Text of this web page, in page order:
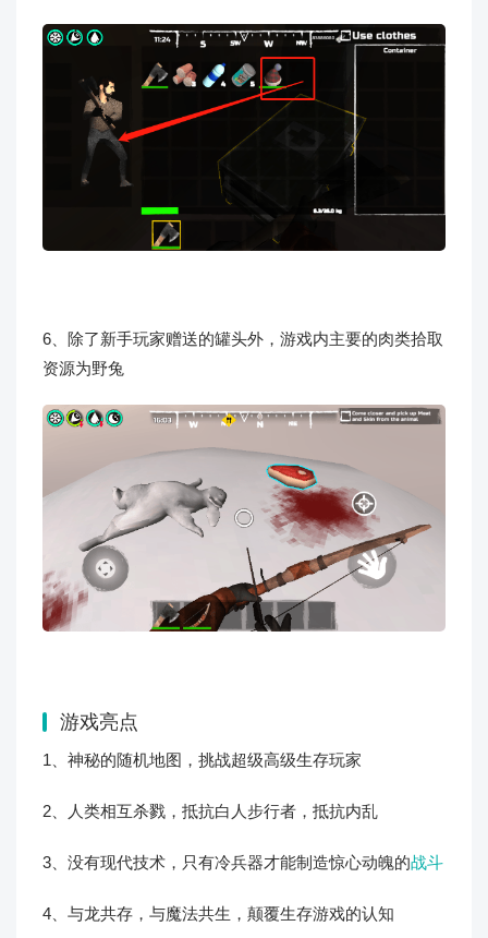
6、除了新手玩家赠送的罐头外，游戏内主要的肉类拾取
资源为野兔
游戏亮点
1、神秘的随机地图，挑战超级高级生存玩家
2、人类相互杀戮，抵抗白人步行者，抵抗内乱
3、没有现代技术，只有冷兵器才能制造惊心动魄的战斗
4、与龙共存，与魔法共生，颠覆生存游戏的认知